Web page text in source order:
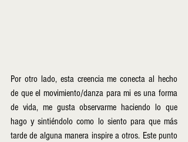
Por otro lado, esta creencia me conecta al hecho
de que el movimiento/danza para mi es una forma
de vida, me gusta observarme haciendo lo que
hago y sintiéndolo como lo siento para que más
tarde de alguna manera inspire a otros. Este punto